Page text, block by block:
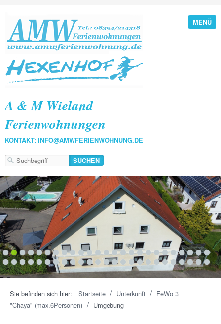
MENÜ
A & M Wieland
Ferienwohnungen
KONTAKT: INFO@AMWFERIENWOHNUNG.DE
1 2 3 4 5 6 7 8 910111213141516171819202122232425
262728293031323334 3536 37 383940 41424344454647484950
Sie befinden sich hier: Startseite / Unterkunft / FeWo 3
"Chaya" (max.6Personen) / Umgebung